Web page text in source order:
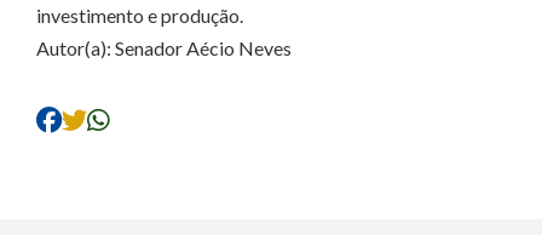
investimento e produção.
Autor(a): Senador Aécio Neves